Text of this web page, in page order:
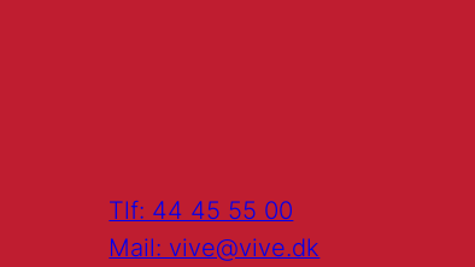
Tlf: 44 45 55 00
Mail: vive@vive.dk